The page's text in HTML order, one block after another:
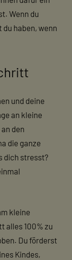
Wenn du
haben, wenn
und deine
an kleine
den
die ganze
dich stresst?
kleine
alles 100% zu
Du förderst
Kindes,